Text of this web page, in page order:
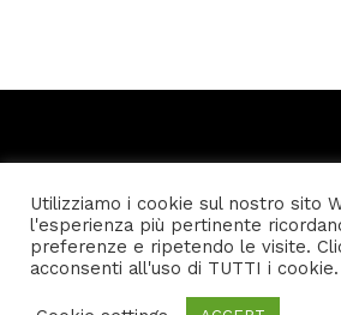
Home Privacy policy
Condizioni
© Genovagando Agenzia Viaggi - K4
01317120994 - Tel. 010/8696267
Utilizziamo i cookie sul nostro sito
l'esperienza più pertinente
preferenze e ripetendo le visite.
acconsenti all'uso di TUTTI i cookie.